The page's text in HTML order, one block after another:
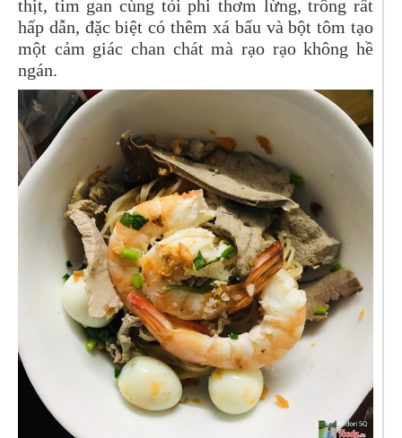
thịt, tim gan cùng tỏi phi thơm lừng, trông rất
hấp dẫn, đặc biệt có thêm xá bấu và bột tôm tạo
một cảm giác chan chát mà rạo rạo không hề
ngán.